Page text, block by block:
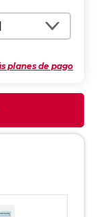
planes de pago